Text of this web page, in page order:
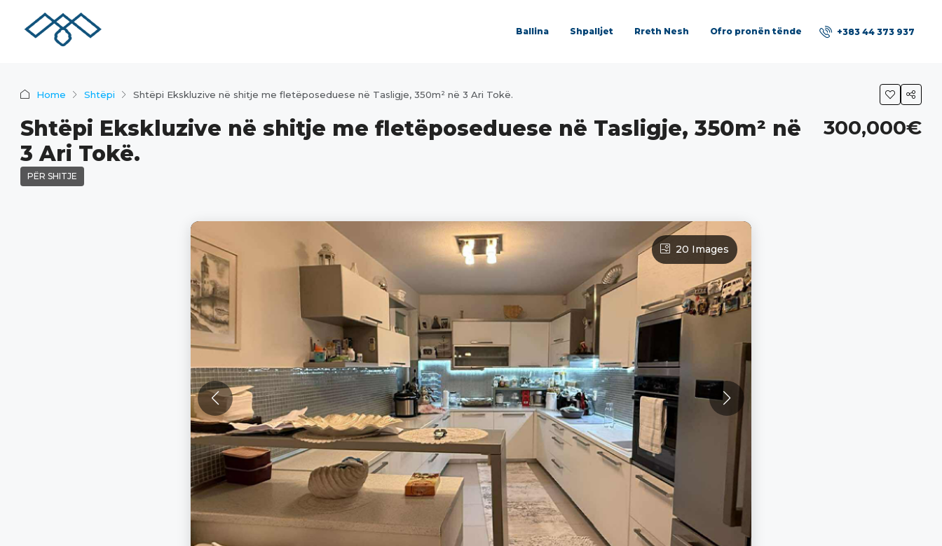
Ballina Shpalljet Rreth Nesh Ofro pronën tënde +383 44 373 937
Home Shtëpi Shtëpi Ekskluzive në shitje me fletëposeduese në Tasligje, 350m² në 3 Ari Tokë.
Shtëpi Ekskluzive në shitje me fletëposeduese në Tasligje, 350m² në
3 Ari Tokë.
PËR SHITJE
300,000€
20 Images